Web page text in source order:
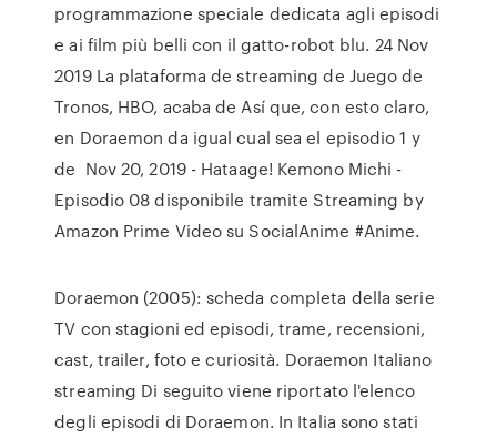
programmazione speciale dedicata agli episodi
e ai film più belli con il gatto-robot blu. 24 Nov
2019 La plataforma de streaming de Juego de
Tronos, HBO, acaba de Así que, con esto claro,
en Doraemon da igual cual sea el episodio 1 y
de Nov 20, 2019 - Hataage! Kemono Michi -
Episodio 08 disponibile tramite Streaming by
Amazon Prime Video su SocialAnime #Anime.
Doraemon (2005): scheda completa della serie
TV con stagioni ed episodi, trame, recensioni,
cast, trailer, foto e curiosità. Doraemon Italiano
streaming Di seguito viene riportato l'elenco
degli episodi di Doraemon. In Italia sono stati